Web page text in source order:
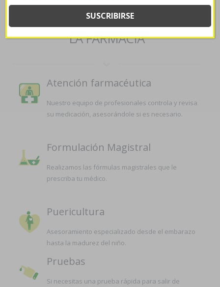
SERVICIOS QUE OFRECEMOS EN
LA FARMACIA
Atención farmacéutica
Nuestro equipo de profesionales controla y revisa
su medicación, asesorándole si es necesario.
Formulación Magistral
Realizamos las fórmulas magistrales que le
prescriba tu médico.
Puericultura
Asesoramiento especializado desde el embarazo
hasta la madurez del niño.
Pruebas
Si necesitas una prueba rápida para salir de